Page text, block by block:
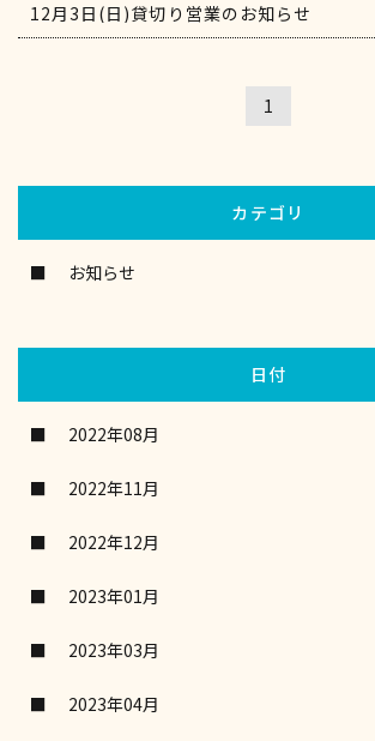
12月3日(日)貸切り営業のお知らせ
1
カテゴリ
お知らせ
日付
2022年08月
2022年11月
2022年12月
2023年01月
2023年03月
2023年04月